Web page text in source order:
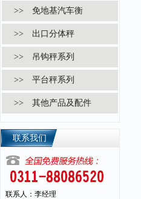
>> 免地基汽车衡
>> 出口分体秤
>> 吊钩秤系列
>> 平台秤系列
>> 其他产品及配件
联系我们
联系人：李经理